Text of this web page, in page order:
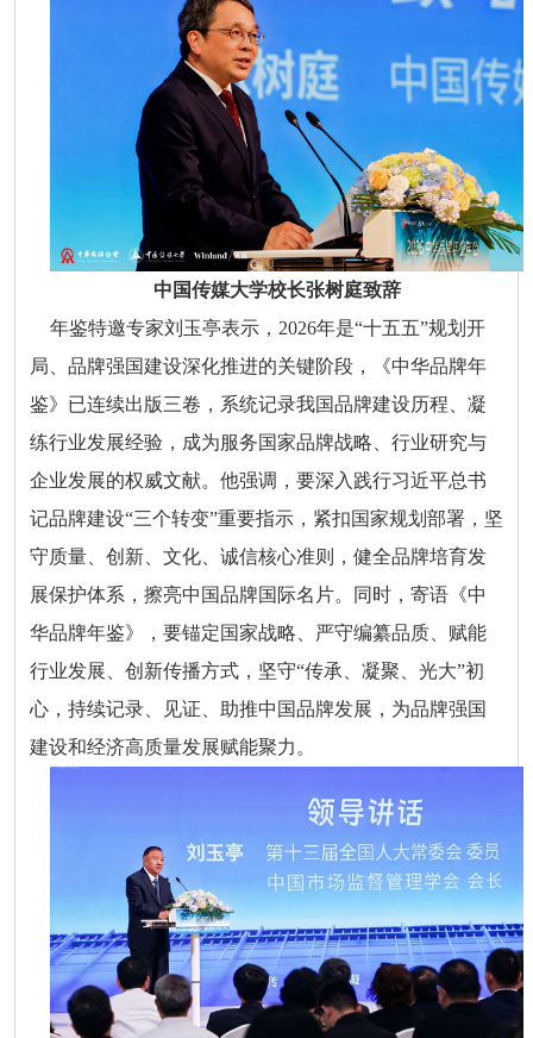
中国传媒大学校长张树庭致辞
年鉴特邀专家刘玉亭表示，2026年是“十五五”规划开
局、品牌强国建设深化推进的关键阶段，《中华品牌年
鉴》已连续出版三卷，系统记录我国品牌建设历程、凝
练行业发展经验，成为服务国家品牌战略、行业研究与
企业发展的权威文献。他强调，要深入践行习近平总书
记品牌建设“三个转变”重要指示，紧扣国家规划部署，坚
守质量、创新、文化、诚信核心准则，健全品牌培育发
展保护体系，擦亮中国品牌国际名片。同时，寄语《中
华品牌年鉴》，要锚定国家战略、严守编纂品质、赋能
行业发展、创新传播方式，坚守“传承、凝聚、光大”初
心，持续记录、见证、助推中国品牌发展，为品牌强国
建设和经济高质量发展赋能聚力。